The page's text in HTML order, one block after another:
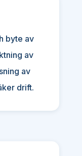
byte av
av
av
drift.